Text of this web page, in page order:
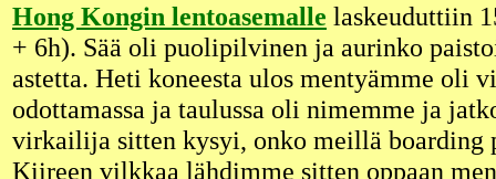
Hong Kongin lentoasemalle laskeuduttiin
+ 6h). Sää oli puolipilvinen ja aurinko
astetta. Heti koneesta ulos mentyämme oli
odottamassa ja taulussa oli nimemme ja
virkailija sitten kysyi, onko meillä boarding
Kiireen vilkkaa lähdimme sitten oppaan